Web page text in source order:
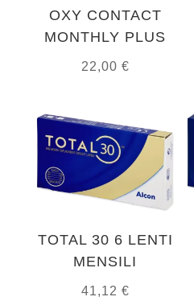
OXY CONTACT
MONTHLY PLUS
22,00 €
TOTAL 30 6 LENTI
MENSILI
41,12 €